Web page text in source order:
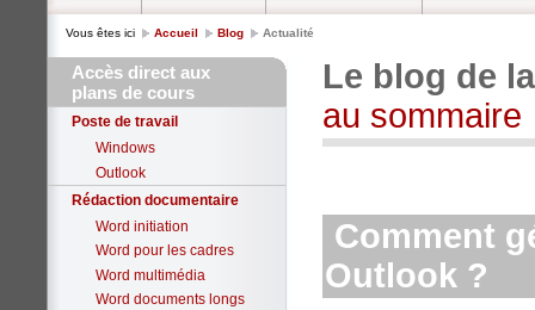
Vous êtes ici Accueil Blog Actualité
Accès direct aux
plans de cours
Poste de travail
Windows
Outlook
Rédaction documentaire
Word initiation
Word pour les cadres
Word multimédia
Word documents longs
Le blog de
au sommaire
Comment
Outlook ?